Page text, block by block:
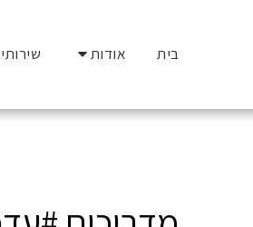
בית אודות